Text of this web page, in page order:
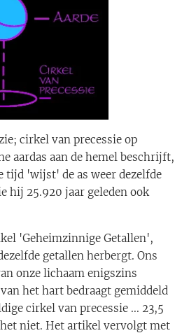
cirkel van precessie op
aardas aan de hemel beschrijft,
tijd 'wijst' de as weer dezelfde
hij 25.920 jaar geleden ook
'Geheimzinnige Getallen',
getallen herbergt. Ons
onze lichaam enigszins
het hart bedraagt gemiddeld
cirkel van precessie ... 23,5
niet. Het artikel vervolgt met